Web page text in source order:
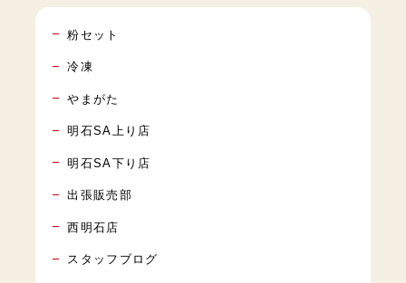
粉セット
冷凍
やまがた
明石SA上り店
明石SA下り店
出張販売部
西明石店
スタッフブログ